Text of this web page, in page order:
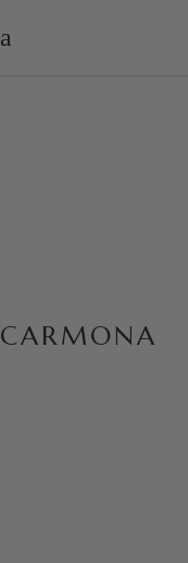
CARMONA